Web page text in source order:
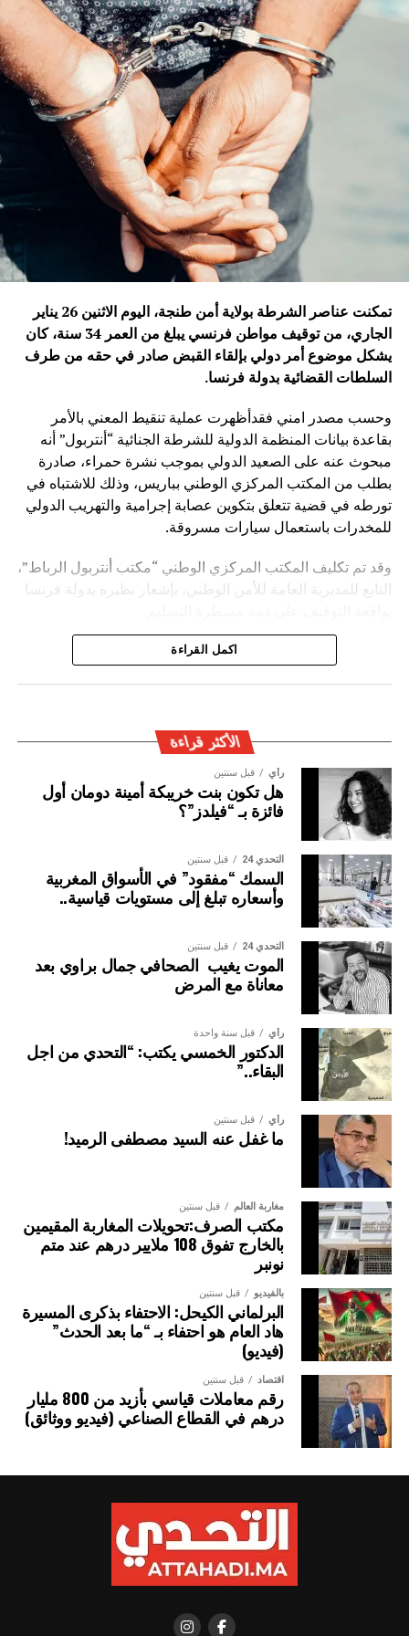
تمكنت عناصر الشرطة بولاية أمن طنجة، اليوم الاثنين 26 يناير
الجاري، من توقيف مواطن فرنسي يبلغ من العمر 34 سنة، كان
يشكل موضوع أمر دولي بإلقاء القبض صادر في حقه من طرف
السلطات القضائية بدولة فرنسا.
وحسب مصدر امني فقدأظهرت عملية تنقيط المعني بالأمر
بقاعدة بيانات المنظمة الدولية للشرطة الجنائية “أنتربول” أنه
مبحوث عنه على الصعيد الدولي بموجب نشرة حمراء، صادرة
بطلب من المكتب المركزي الوطني بباريس، وذلك للاشتباه في
تورطه في قضية تتعلق بتكوين عصابة إجرامية والتهريب الدولي
للمخدرات باستعمال سيارات مسروقة.
وقد تم تكليف المكتب المركزي الوطني “مكتب أنتربول الرباط”،
التابع للمديرية العامة للأمن الوطني، بإشعار نظيره بدولة فرنسا
ويأتي توقيف المشتبه به في سياق التزام المصالح الأمنية
اكمل القراءة
الأكثر قراءة
رأي قبل سنتين
هل تكون بنت خريبكة أمينة دومان أول
فائزة بـ “فيلدز”؟
التحدي 24 قبل سنتين
السمك “مفقود” في الأسواق المغربية
وأسعاره تبلغ إلى مستويات قياسية..
التحدي 24 قبل سنتين
الموت يغيب الصحافي جمال براوي بعد
معاناة مع المرض
رأي قبل سنة واحدة
الدكتور الخمسي يكتب: “التحدي من اجل
البقاء..”
رأي قبل سنتين
ما غفل عنه السيد مصطفى الرميد!
مغاربة العالم قبل سنتين
مكتب الصرف:تحويلات المغاربة المقيمين
بالخارج تفوق 108 ملايير درهم عند متم
نونبر
بالفيديو قبل سنتين
البرلماني الكيحل: الاحتفاء بذكرى المسيرة
هاد العام هو احتفاء بـ “ما بعد الحدث”
(فيديو)
اقتصاد قبل سنتين
رقم معاملات قياسي بأزيد من 800 مليار
درهم في القطاع الصناعي (فيديو ووثائق)